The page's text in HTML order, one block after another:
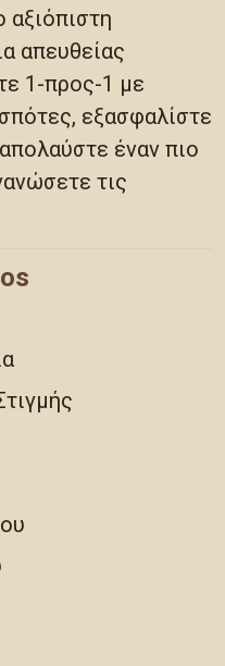
αξιόπιστη
απευθείας
1-προς-1 με
εξασφαλίστε
έναν πιο
τις